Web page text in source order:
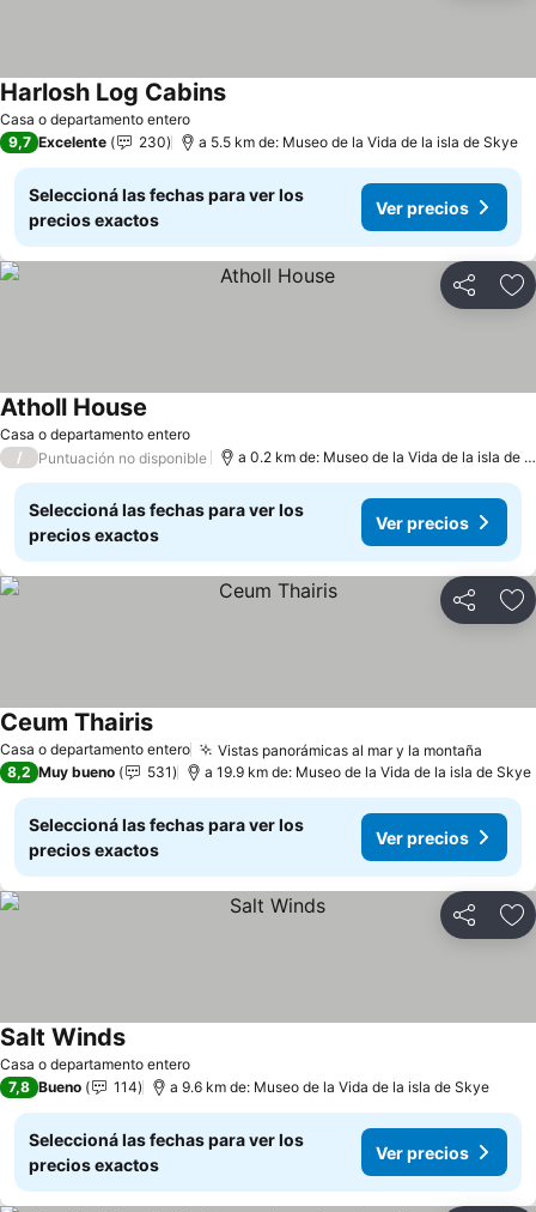
Casa o departamento entero
Harlosh Log CabinsVer precios
9,7 Excelente 230 a 5.5 km de: Museo de la Vida de la isla de Skye
Seleccioná las fechas para ver los
precios exactos
Ver precios
Compartir
Casa o departamento entero
Atholl House
/ Puntuación no disponible a 0.2 km de: Museo de la Vida de la isla de
Seleccioná las fechas para ver los
precios exactos
Ver precios
Compartir
Casa o departamento entero Vistas panorámicas al mar y la montaña
Ceum ThairisVer precios
8,2 Muy bueno 531 a 19.9 km de: Museo de la Vida de la isla de Skye
Seleccioná las fechas para ver los
precios exactos
Ver precios
Compartir
Casa o departamento entero
Salt WindsVer precios
7,8 Bueno 114 a 9.6 km de: Museo de la Vida de la isla de Skye
Seleccioná las fechas para ver los
precios exactos
Ver precios